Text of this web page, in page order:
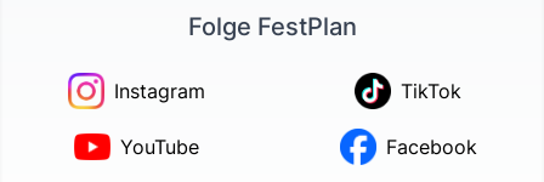
Folge FestPlan
Instagram TikTok
YouTube Facebook